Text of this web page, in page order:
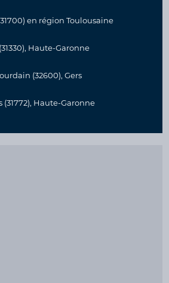
en région Toulousaine
Haute-Garonne
(32600), Gers
(31772), Haute-Garonne